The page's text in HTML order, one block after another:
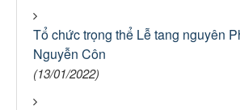
Tổ chức trọng thể Lễ tang nguyên
Nguyễn Côn
(13/01/2022)